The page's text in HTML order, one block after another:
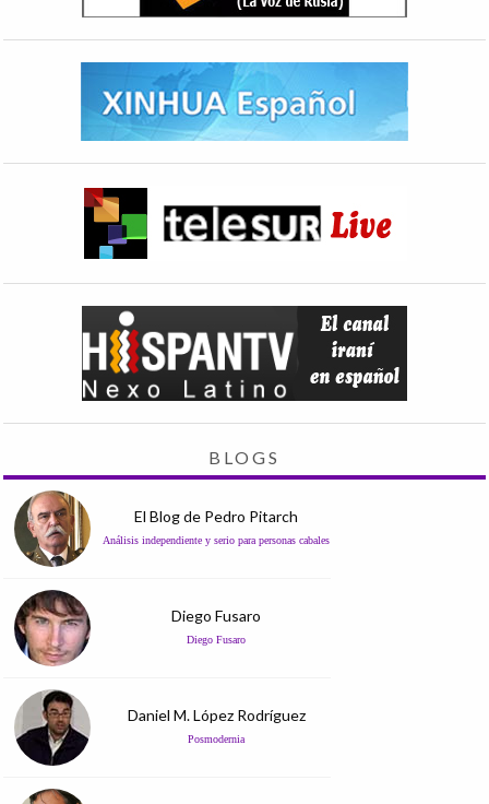
BLOGS
El Blog de Pedro Pitarch
Análisis independiente y serio para personas cabales
Diego Fusaro
Diego Fusaro
Daniel M. López Rodríguez
Posmodernia